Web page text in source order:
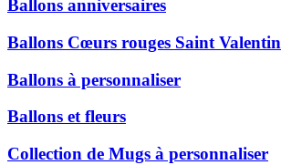
Ballons anniversaires
Ballons Cœurs rouges Saint Valentin
Ballons à personnaliser
Ballons et fleurs
Collection de Mugs à personnaliser